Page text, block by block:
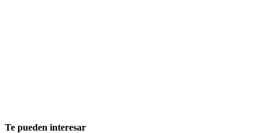
Te pueden interesar